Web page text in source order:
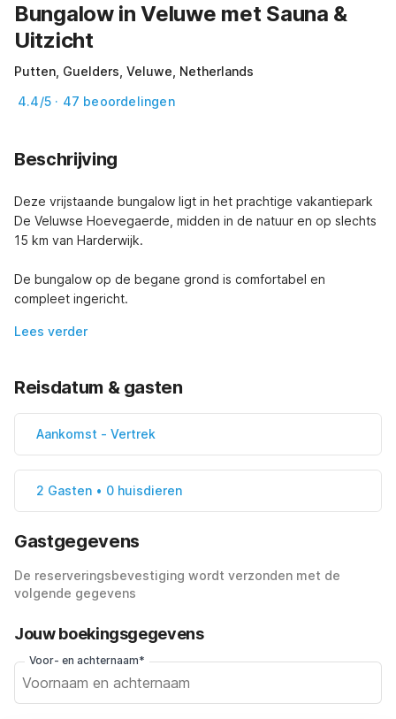
Bungalow in Veluwe met Sauna &
Uitzicht
Putten, Guelders, Veluwe, Netherlands
4.4/5 · 47 beoordelingen
Beschrijving
Deze vrijstaande bungalow ligt in het prachtige vakantiepark
De Veluwse Hoevegaerde, midden in de natuur en op slechts
15 km van Harderwijk.
De bungalow op de begane grond is comfortabel en
compleet ingericht.
Lees verder
Reisdatum & gasten
Aankomst - Vertrek
2 Gasten • 0 huisdieren
Gastgegevens
De reserveringsbevestiging wordt verzonden met de
volgende gegevens
Jouw boekingsgegevens
Voor- en achternaam*